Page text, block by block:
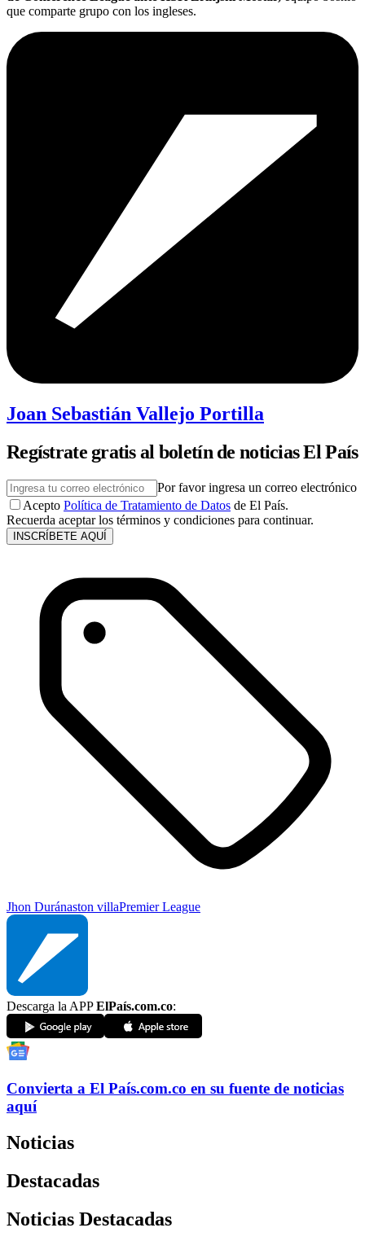
que comparte grupo con los ingleses.
Joan Sebastián Vallejo Portilla
Regístrate gratis al boletín de noticias El País
Por favor ingresa un correo electrónico
Acepto Política de Tratamiento de Datos de El País.
Recuerda aceptar los términos y condiciones para continuar.
INSCRÍBETE AQUÍ
Jhon Duránaston villaPremier League
Descarga la APPElPaís.com.co:
Convierta a El País.com.co en su fuente de noticias
aquí
Noticias
Destacadas
Noticias Destacadas